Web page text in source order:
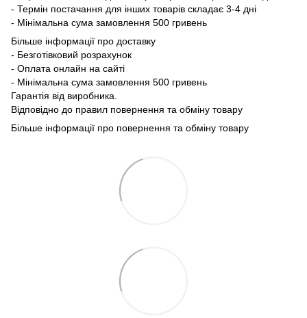
- Термін постачання для інших товарів складає 3-4 дні
- Мінімальна сума замовлення 500 гривень
Більше інформації про доставку
- Безготівковий розрахунок
- Оплата онлайн на сайті
- Мінімальна сума замовлення 500 гривень
Гарантія від виробника.
Відповідно до правил повернення та обміну товару
Більше інформації про повернення та обміну товару